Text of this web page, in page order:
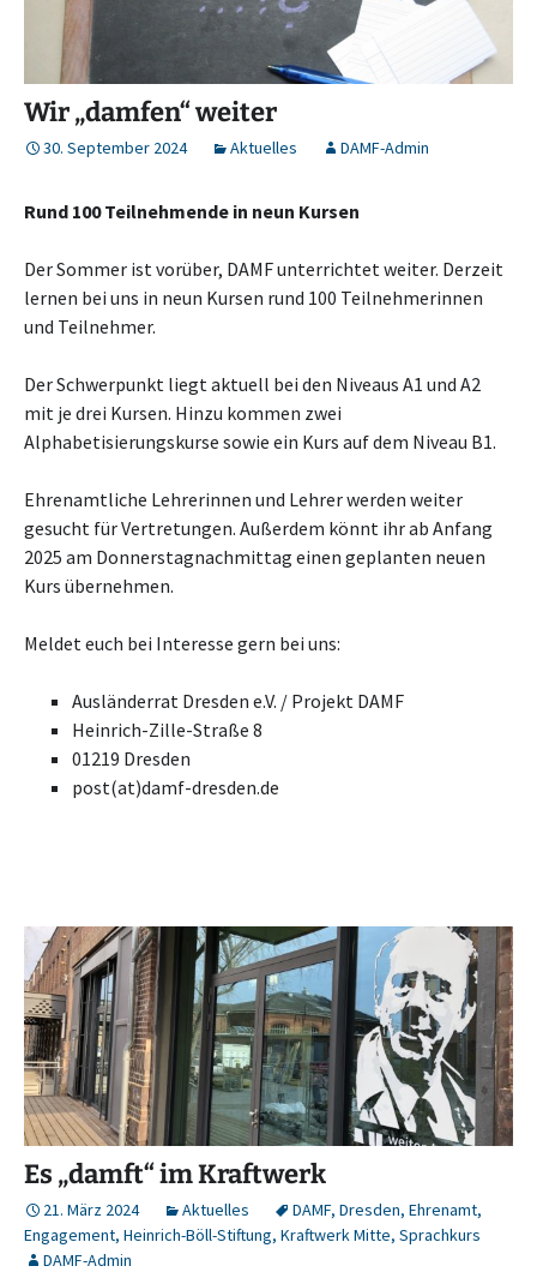
Wir „damfen“ weiter
30. September 2024 Aktuelles DAMF-Admin
Rund 100 Teilnehmende in neun Kursen
Der Sommer ist vorüber, DAMF unterrichtet weiter. Derzeit
lernen bei uns in neun Kursen rund 100 Teilnehmerinnen
und Teilnehmer.
Der Schwerpunkt liegt aktuell bei den Niveaus A1 und A2
mit je drei Kursen. Hinzu kommen zwei
Alphabetisierungskurse sowie ein Kurs auf dem Niveau B1.
Ehrenamtliche Lehrerinnen und Lehrer werden weiter
gesucht für Vertretungen. Außerdem könnt ihr ab Anfang
2025 am Donnerstagnachmittag einen geplanten neuen
Kurs übernehmen.
Meldet euch bei Interesse gern bei uns:
Ausländerrat Dresden e.V. / Projekt DAMF
Heinrich-Zille-Straße 8
01219 Dresden
post(at)damf-dresden.de
Es „damft“ im Kraftwerk
21. März 2024 Aktuelles DAMF, Dresden, Ehrenamt,
Engagement, Heinrich-Böll-Stiftung, Kraftwerk Mitte, Sprachkurs
DAMF-Admin